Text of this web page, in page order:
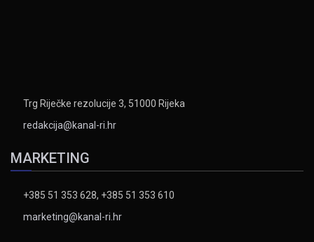
Trg Riječke rezolucije 3, 51000 Rijeka
redakcija@kanal-ri.hr
MARKETING
+385 51 353 628, +385 51 353 610
marketing@kanal-ri.hr